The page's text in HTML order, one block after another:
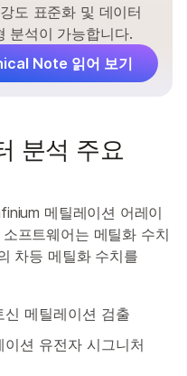
도 표준화 및 데이터
분석이 가능합니다.
Note 읽어 보기
분석 주요
메틸레이션 어레이
프트웨어는 메틸화 수치
차등 메틸화 수치를
메틸레이션 검출
션 유전자 시그니처